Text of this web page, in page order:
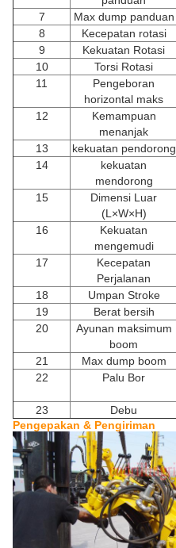
7
Max dump panduan
8
Kecepatan rotasi
9
Kekuatan Rotasi
10
Torsi Rotasi
11
Pengeboran
horizontal maks
12
Kemampuan
menanjak
13 kekuatan pendorong
14
kekuatan
mendorong
15
Dimensi Luar
(L×W×H)
16
Kekuatan
mengemudi
17
Kecepatan
Perjalanan
18 Umpan Stroke
19
Berat bersih
20
Ayunan maksimum
boom
21 Max dump boom
22
Palu Bor
23
Debu
Pengepakan & Pengiriman